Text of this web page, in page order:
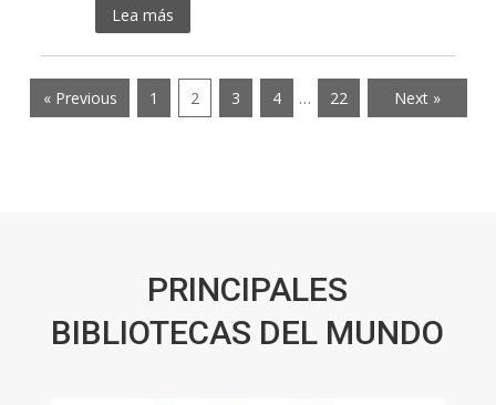
Lea más
« Previous 1 2 3 4 … 22 Next »
PRINCIPALES
BIBLIOTECAS DEL MUNDO